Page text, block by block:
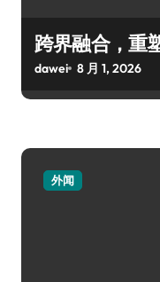
跨界融合，重
dawei 8 月 1, 2026
外闻